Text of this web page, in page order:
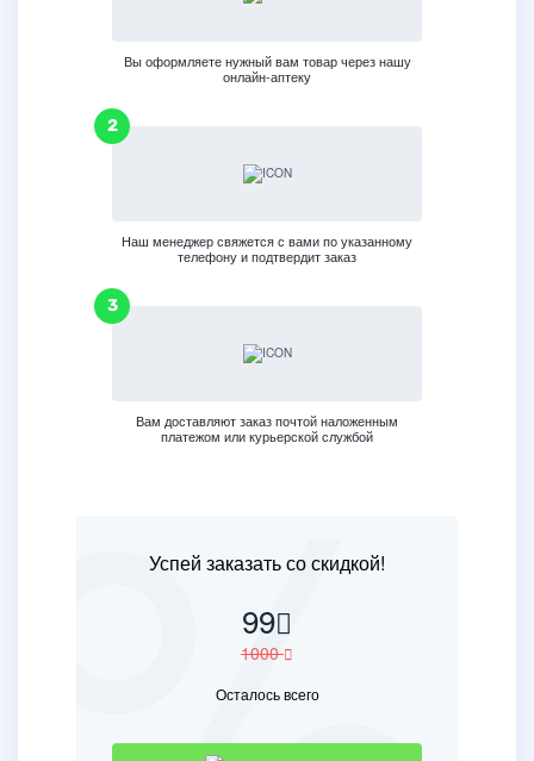
Вы оформляете нужный вам товар через нашу
онлайн-аптеку
Наш менеджер свяжется с вами по указанному
телефону и подтвердит заказ
Вам доставляют заказ почтой наложенным
платежом или курьерской службой
Успей заказать со скидкой!
99
1000
Осталось всего